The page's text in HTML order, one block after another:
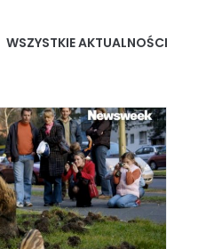
WSZYSTKIE AKTUALNOŚCI